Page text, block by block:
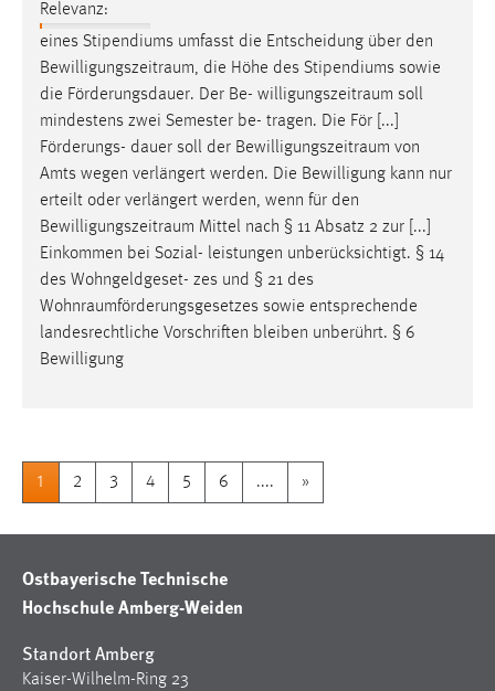
Relevanz:
eines Stipendiums umfasst die Entscheidung über den
Bewilligungszeitraum, die Höhe des Stipendiums sowie
die Förderungsdauer. Der Be- willigungszeitraum soll
mindestens zwei Semester be- tragen. Die För [...]
Förderungs- dauer soll der Bewilligungszeitraum von
Amts wegen verlängert werden. Die Bewilligung kann nur
erteilt oder verlängert werden, wenn für den
Bewilligungszeitraum Mittel nach § 11 Absatz 2 zur [...]
Einkommen bei Sozial- leistungen unberücksichtigt. § 14
des Wohngeldgeset- zes und § 21 des
Wohnraumförderungsgesetzes sowie entsprechende
landesrechtliche Vorschriften bleiben unberührt. § 6
Bewilligung
1 2 3 4 5 6 .... »
Ostbayerische Technische
Hochschule Amberg-Weiden
Standort Amberg
Kaiser-Wilhelm-Ring 23